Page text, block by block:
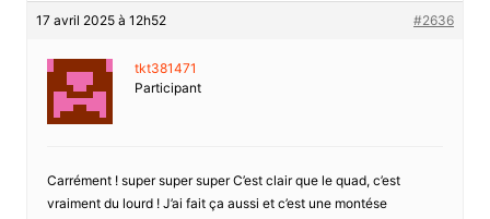
17 avril 2025 à 12h52 #2636
tkt381471
Participant
Carrément ! super super super C’est clair que le quad, c’est
vraiment du lourd ! J’ai fait ça aussi et c’est une montése